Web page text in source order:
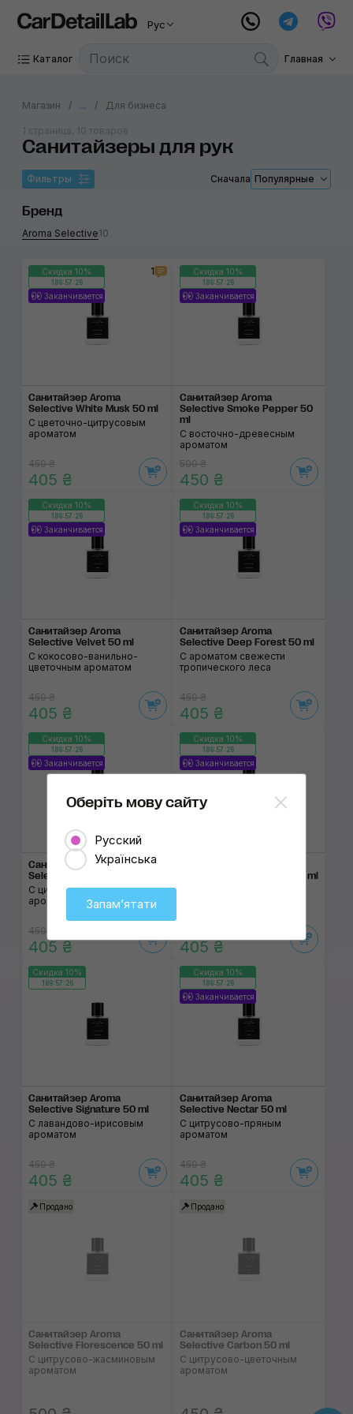
Рус
Каталог Главная
Магазин ... Для бизнеса
Санитайзеры для рук
1 страница, 10 товаров
Фильтры Сначала Популярные
Бренд
Aroma Selective10
Скидка 10%
189:57:26
Заканчивается
1
Санитайзер Aroma
Selective White Musk 50 ml
С цветочно-цитрусовым
ароматом
450 ₴
405 ₴
Скидка 10%
189:57:26
Заканчивается
Санитайзер Aroma
Selective Smoke Pepper 50
ml
С восточно-древесным
ароматом
500 ₴
450 ₴
Скидка 10%
189:57:26
Заканчивается
Санитайзер Aroma
Selective Velvet 50 ml
С кокосово-ванильно-
цветочным ароматом
450 ₴
405 ₴
Скидка 10%
189:57:26
Заканчивается
Санитайзер Aroma
Selective Deep Forest 50 ml
С ароматом свежести
тропического леса
450 ₴
405 ₴
Скидка 10%
189:57:26
Заканчивается
Санитайзер Aroma
Selective Garden 50 ml
С цитрусово-цветочным
ароматом
450 ₴
405 ₴
Скидка 10%
189:57:26
Заканчивается
Selective Pink Diamond 50 ml
405 ₴
Скидка 10%
189:57:26
Санитайзер Aroma
Selective Signature 50 ml
С лавандово-ирисовым
ароматом
450 ₴
405 ₴
Скидка 10%
189:57:26
Заканчивается
Санитайзер Aroma
Selective Nectar 50 ml
С цитрусово-пряным
ароматом
450 ₴
405 ₴
Продано
Санитайзер Aroma
Selective Florescence 50 ml
С цитрусово-жасминовым
ароматом
Продано
Санитайзер Aroma
Selective Carbon 50 ml
С цитрусово-цветочным
ароматом
Оберіть мову сайту
Русский
Українська
Запамʼятати